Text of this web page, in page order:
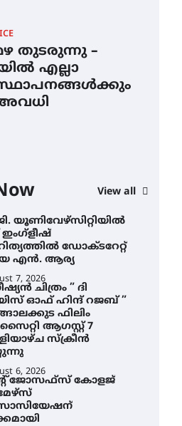
തുടരുന്നു –
എല്ലാ
സ്ഥാപനങ്ങൾക്കും
View all
6, 2026
2026 കവിതാ
കാട്ടൂർ, ടി. കെ. ബാലൻ
16ന്
6, 2026
അവധി
യൂണിവേഴ്‌സിറ്റിയിൽ
ഇംഗ്ളീഷ്
ഡോക്ടറേറ്റ്
എൻ. ആര്യ
7, 2026
ചിത്രം ” ദി
ഓഫ് ഹിന്ദ് റജബ് ”
ഫിലിം
ആഗസ്റ്റ് 7
സ്‌ക്രീൻ
6, 2026
ജോസഫ്സ് കോളജ്